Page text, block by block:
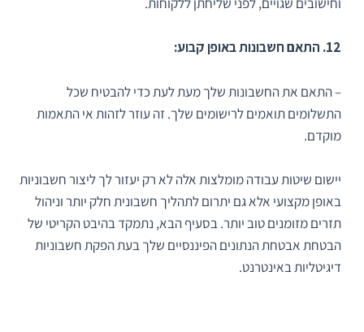
12. התאם חשבונות באופן קבוע:
– התאם את החשבונות שלך מעת לעת כדי להבטיח שכל
התשלומים תואמים לרישומים שלך. זה עוזר לזהות אי התאמות
מוקדם.
יישום שיטות עבודה מומלצות אלה לא רק יעזור לך ליצור חשבוניות
באופן מקצועי אלא גם יתרום לתהליך חשבונית חלק יותר וניהול
תזרים מזומנים טוב יותר. בסעיף הבא, נתמקד בהיבט הקריטי של
הבטחת אבטחת הנתונים הפיננסיים שלך בעת הפקת חשבוניות
דיגיטליות באינטרנט.